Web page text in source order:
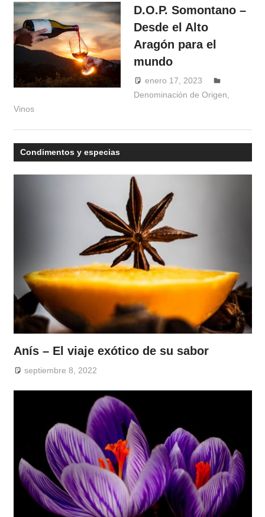
D.O.P. Somontano –
Desde el Alto
Aragón para el
mundo
enero 17, 2023
Windrose
Denominación de Origen,
Vinos
Condimentos y especias
Anís – El viaje exótico de su sabor
septiembre 8, 2022